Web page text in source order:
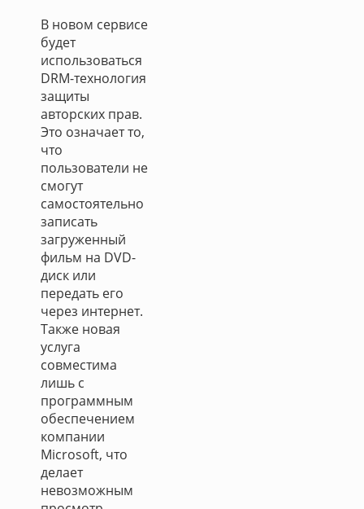
В новом сервисе
будет
использоваться
DRM-технология
защиты
авторских прав.
Это означает то,
что
пользователи не
смогут
самостоятельно
записать
загруженный
фильм на DVD-
диск или
передать его
через интернет.
Также новая
услуга
совместима
лишь с
программным
обеспечением
компании
Microsoft, что
делает
невозможным